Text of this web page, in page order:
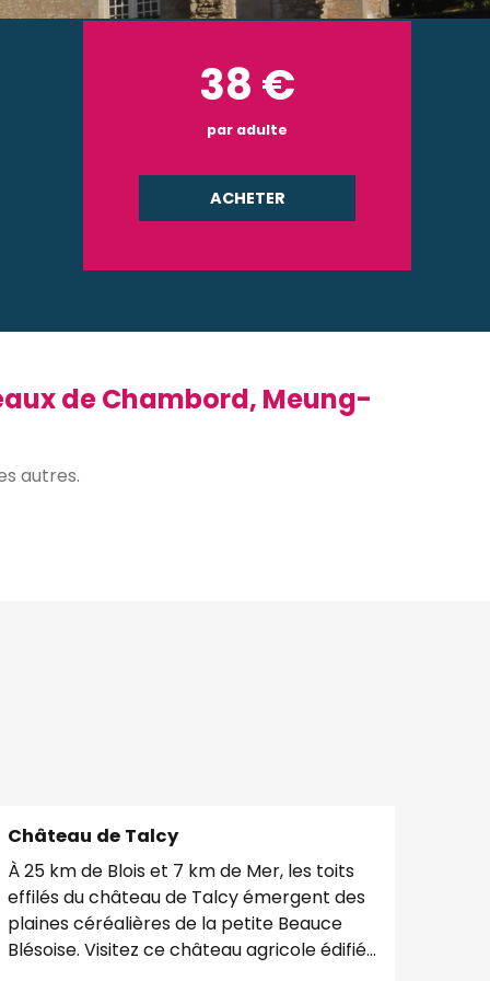
38 €
par adulte
ACHETER
de Chambord, Meung-
autres.
Château de Talcy
À 25 km de Blois et 7 km de Mer, les toits
effilés du château de Talcy émergent des
plaines céréalières de la petite Beauce
Blésoise. Visitez ce château agricole édifié